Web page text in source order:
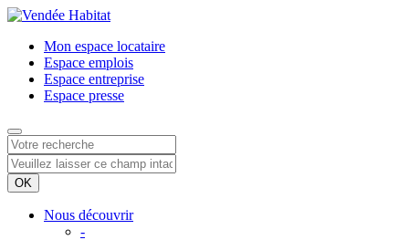
Mon espace locataire
Espace emplois
Espace entreprise
Espace presse
Nous découvrir
-